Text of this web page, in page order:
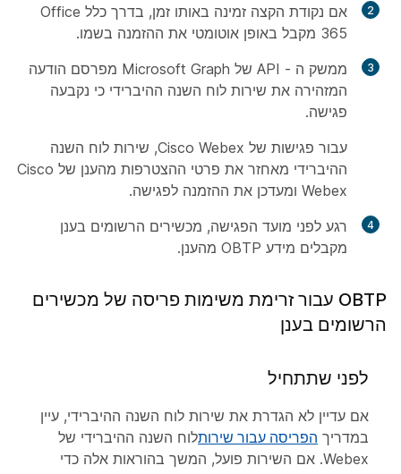
אם נקודת הקצה זמינה באותו זמן, בדרך כלל Office
365 מקבל באופן אוטומטי את ההזמנה בשמו.
ממשק ה - API של Microsoft Graph מפרסם הודעה
המזהירה את שירות לוח השנה ההיברידי כי נקבעה
פגישה.
עבור פגישות של Cisco Webex, שירות לוח השנה
ההיברידי מאחזר את פרטי ההצטרפות מהענן של Cisco
Webex ומעדכן את ההזמנה לפגישה.
רגע לפני מועד הפגישה, מכשירים הרשומים בענן
מקבלים מידע OBTP מהענן.
OBTP עבור זרימת משימות פריסה של מכשירים
הרשומים בענן
לפני שתתחיל
אם עדיין לא הגדרת את שירות לוח השנה ההיברידי, עיין
במדריך הפריסה עבור שירותלוח השנה ההיברידי של
Webex. אם השירות פועל, המשך בהוראות אלה כדי